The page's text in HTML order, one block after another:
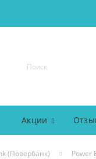
Акции
(Повербанк) Power